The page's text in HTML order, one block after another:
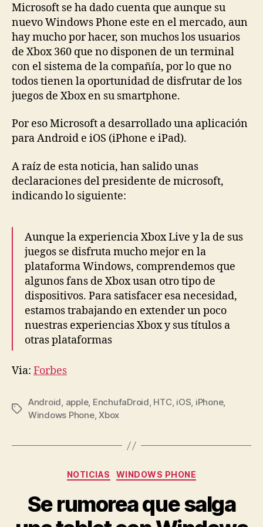
Microsoft se ha dado cuenta que aunque su
nuevo Windows Phone este en el mercado, aun
hay mucho por hacer, son muchos los usuarios
de Xbox 360 que no disponen de un terminal
con el sistema de la compañía, por lo que no
todos tienen la oportunidad de disfrutar de los
juegos de Xbox en su smartphone.
Por eso Microsoft a desarrollado una aplicación
para Android e iOS (iPhone e iPad).
A raíz de esta noticia, han salido unas
declaraciones del presidente de microsoft,
indicando lo siguiente:
Aunque la experiencia Xbox Live y la de sus
juegos se disfruta mucho mejor en la
plataforma Windows, comprendemos que
algunos fans de Xbox usan otro tipo de
dispositivos. Para satisfacer esa necesidad,
estamos trabajando en extender un poco
nuestras experiencias Xbox y sus títulos a
otras plataformas
Via: Forbes
Etiquetas
Android, apple, EnchufaDroid, HTC, iOS, iPhone,
Windows Phone,Xbox
Categorías
NOTICIAS WINDOWS PHONE
Se rumorea que salga